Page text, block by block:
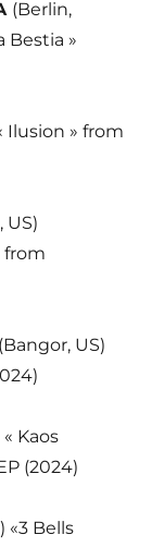
(Berlin,
Bestia »
Ilusion » from
US)
from
(Bangor, US)
Kaos
(2024)
«3 Bells